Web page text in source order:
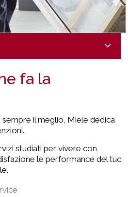
fa la
il meglio, Miele dedica
studiati per vivere con
le performance del tuo